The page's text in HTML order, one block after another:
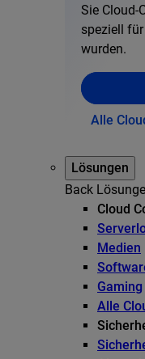
Sie Cloud-
speziell
wurden.
Alle
Lösungen
Back
Cloud
Medien
Gaming
Alle